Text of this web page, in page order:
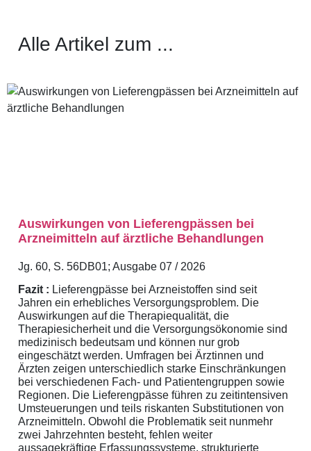
Alle Artikel zum ...
Auswirkungen von Lieferengpässen bei
Arzneimitteln auf ärztliche Behandlungen
Jg. 60, S. 56DB01; Ausgabe 07 / 2026
Fazit : Lieferengpässe bei Arzneistoffen sind seit
Jahren ein erhebliches Versorgungsproblem. Die
Auswirkungen auf die Therapiequalität, die
Therapiesicherheit und die Versorgungsökonomie sind
medizinisch bedeutsam und können nur grob
eingeschätzt werden. Umfragen bei Ärztinnen und
Ärzten zeigen unterschiedlich starke Einschränkungen
bei verschiedenen Fach- und Patientengruppen sowie
Regionen. Die Lieferengpässe führen zu zeitintensiven
Umsteuerungen und teils riskanten Substitutionen von
Arzneimitteln. Obwohl die Problematik seit nunmehr
zwei Jahrzehnten besteht, fehlen weiter
aussagekräftige Erfassungssysteme, strukturierte